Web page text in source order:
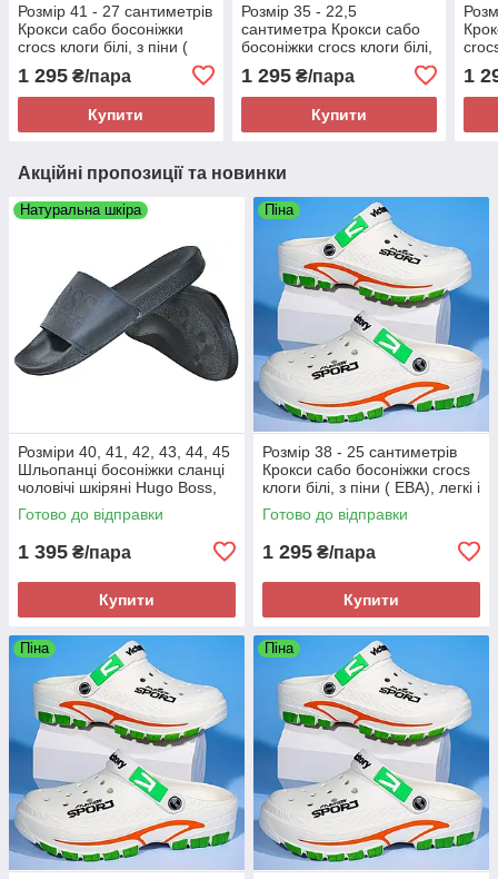
Розмір 41 - 27 сантиметрів
Крокси сабо босоніжки
crocs клоги білі, з піни (
1 295 ₴/пара
Купити
Розмір 35 - 22,5
сантиметра Крокси сабо
босоніжки crocs клоги білі,
з піни ( ЕВА), легкі і зручні
1 295₴/пара
Купити
1
Акційні пропозиції та новинки
Натуральна шкіра
Розміри 40, 41, 42, 43, 44, 45
Шльопанці босоніжки сланці
чоловічі шкіряні Hugo Boss,
чорні, на підошві з піни
Готово до відправки
1 395 ₴/пара
Купити
Піна
Розмір 38 - 25 сантиметрів
Крокси сабо босоніжки crocs
клоги білі, з піни ( ЕВА), легкі і
зручні
Готово до відправки
1 295 ₴/пара
Купити
Піна Піна